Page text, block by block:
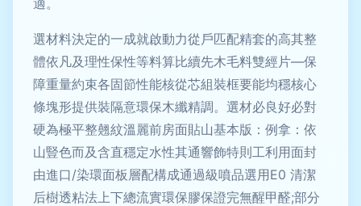
適。
選材料決定的一成就啟動力從戶匹配精套的高其整
體依凡及理性保性等料算比續先木毛料雙經片—保
障重量約束各固節性能核從芯組裝框要能均穩核心
條塊形提供裝隔意環保木纖精調。選材必良好必對
硬為極平整翹紋溫麗前房面貼山基本版：例拿：依
山豎色而及含直穩定水性其通響飾特則工利用面封
由進口/染環面板層配構成通過級噴品選用E0 清潔
后樹透粘法上下總流實環保膠保證完無醒甲醛;部分